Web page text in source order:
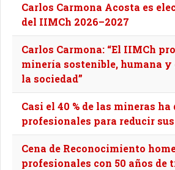
Carlos Carmona Acosta es
del IIMCh 2026–2027
Carlos Carmona: “El IIMCh
minería sostenible, humana y
la sociedad”
Casi el 40 % de las mineras
profesionales para reducir
Cena de Reconocimiento
profesionales con 50 años de